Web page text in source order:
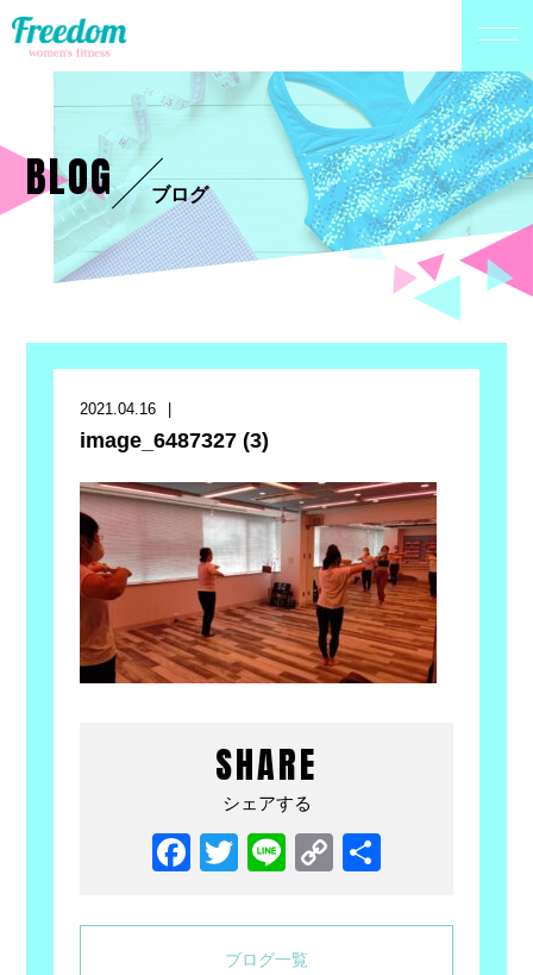
BLOG ブログ
2021.04.16
image_6487327 (3)
SHARE
シェアする
Facebook
Twitter
LineCopy
ブログ一覧